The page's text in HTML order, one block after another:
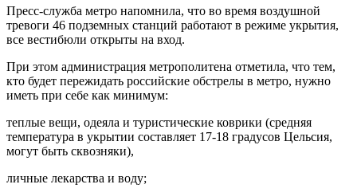
Пресс-служба метро напомнила, что во время воздушной
тревоги 46 подземных станций работают в режиме укрытия,
все вестибюли открыты на вход.
При этом администрация метрополитена отметила, что тем,
кто будет пережидать российские обстрелы в метро, нужно
иметь при себе как минимум:
теплые вещи, одеяла и туристические коврики (средняя
температура в укрытии составляет 17-18 градусов Цельсия,
могут быть сквозняки),
личные лекарства и воду;